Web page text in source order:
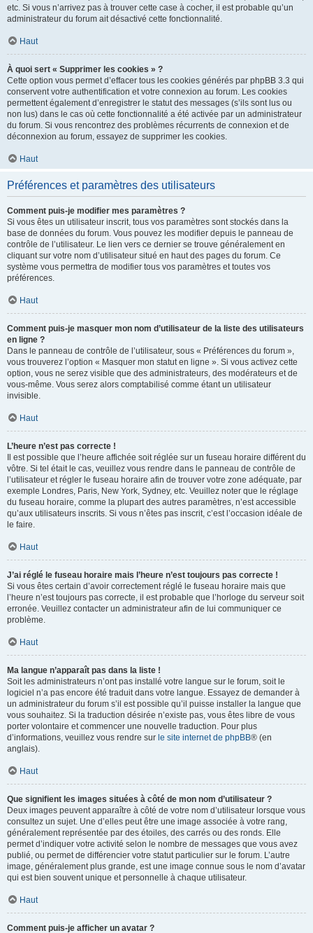
etc. Si vous n’arrivez pas à trouver cette case à cocher, il est probable qu’un
administrateur du forum ait désactivé cette fonctionnalité.
Haut
À quoi sert « Supprimer les cookies » ?
Cette option vous permet d’effacer tous les cookies générés par phpBB 3.3 qui
conservent votre authentification et votre connexion au forum. Les cookies
permettent également d’enregistrer le statut des messages (s’ils sont lus ou
non lus) dans le cas où cette fonctionnalité a été activée par un administrateur
du forum. Si vous rencontrez des problèmes récurrents de connexion et de
déconnexion au forum, essayez de supprimer les cookies.
Haut
Préférences et paramètres des utilisateurs
Comment puis-je modifier mes paramètres ?
Si vous êtes un utilisateur inscrit, tous vos paramètres sont stockés dans la
base de données du forum. Vous pouvez les modifier depuis le panneau de
contrôle de l’utilisateur. Le lien vers ce dernier se trouve généralement en
cliquant sur votre nom d’utilisateur situé en haut des pages du forum. Ce
système vous permettra de modifier tous vos paramètres et toutes vos
préférences.
Haut
Comment puis-je masquer mon nom d’utilisateur de la liste des utilisateurs
en ligne ?
Dans le panneau de contrôle de l’utilisateur, sous « Préférences du forum »,
vous trouverez l’option « Masquer mon statut en ligne ». Si vous activez cette
option, vous ne serez visible que des administrateurs, des modérateurs et de
vous-même. Vous serez alors comptabilisé comme étant un utilisateur
invisible.
Haut
L’heure n’est pas correcte !
Il est possible que l’heure affichée soit réglée sur un fuseau horaire différent du
vôtre. Si tel était le cas, veuillez vous rendre dans le panneau de contrôle de
l’utilisateur et régler le fuseau horaire afin de trouver votre zone adéquate, par
exemple Londres, Paris, New York, Sydney, etc. Veuillez noter que le réglage
du fuseau horaire, comme la plupart des autres paramètres, n’est accessible
qu’aux utilisateurs inscrits. Si vous n’êtes pas inscrit, c’est l’occasion idéale de
le faire.
Haut
J’ai réglé le fuseau horaire mais l’heure n’est toujours pas correcte !
Si vous êtes certain d’avoir correctement réglé le fuseau horaire mais que
l’heure n’est toujours pas correcte, il est probable que l’horloge du serveur soit
erronée. Veuillez contacter un administrateur afin de lui communiquer ce
problème.
Haut
Ma langue n’apparaît pas dans la liste !
Soit les administrateurs n’ont pas installé votre langue sur le forum, soit le
logiciel n’a pas encore été traduit dans votre langue. Essayez de demander à
un administrateur du forum s’il est possible qu’il puisse installer la langue que
vous souhaitez. Si la traduction désirée n’existe pas, vous êtes libre de vous
porter volontaire et commencer une nouvelle traduction. Pour plus
d’informations, veuillez vous rendre sur le site internet de phpBB® (en
anglais).
Haut
Que signifient les images situées à côté de mon nom d’utilisateur ?
Deux images peuvent apparaître à côté de votre nom d’utilisateur lorsque vous
consultez un sujet. Une d’elles peut être une image associée à votre rang,
généralement représentée par des étoiles, des carrés ou des ronds. Elle
permet d’indiquer votre activité selon le nombre de messages que vous avez
publié, ou permet de différencier votre statut particulier sur le forum. L’autre
image, généralement plus grande, est une image connue sous le nom d’avatar
qui est bien souvent unique et personnelle à chaque utilisateur.
Haut
Comment puis-je afficher un avatar ?